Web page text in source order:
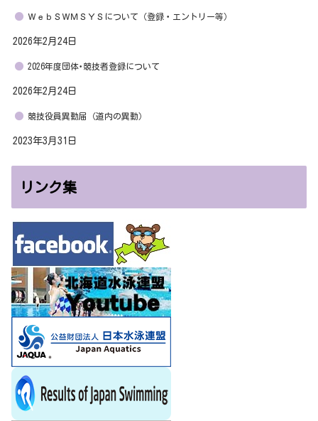
ＷｅｂＳＷＭＳＹＳについて（登録・エントリー等）
2026年2月24日
2026年度団体･競技者登録について
2026年2月24日
競技役員異動届（道内の異動）
2023年3月31日
リンク集